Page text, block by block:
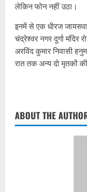
लेकिन फोन नहीं उठा।
इनमें से एक धीरज
चंद्रेश्वर नगर दुर्गा
अरविंद कुमार निवासी
रात तक अन्य दो मृतकों
ABOUT THE